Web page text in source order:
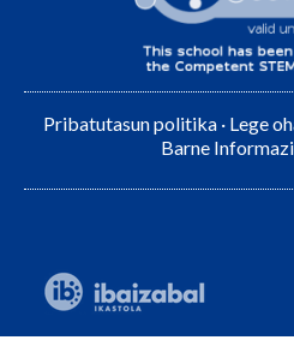
Pribatutasun politika · Lege
Barne